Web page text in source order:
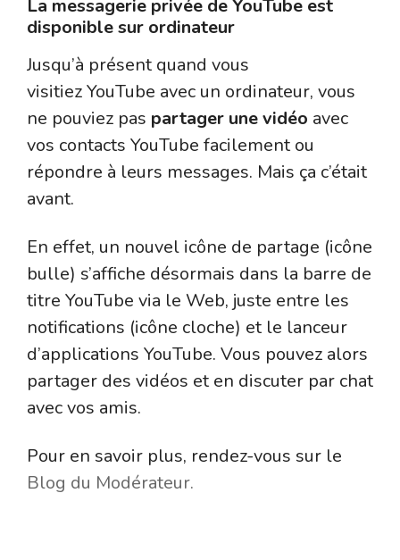
La messagerie privée de YouTube est
disponible sur ordinateur
Jusqu’à présent quand vous
visitiez YouTube avec un ordinateur, vous
ne pouviez pas partager une vidéo avec
vos contacts YouTube facilement ou
répondre à leurs messages. Mais ça c’était
avant.
En effet, un nouvel icône de partage (icône
bulle) s’affiche désormais dans la barre de
titre YouTube via le Web, juste entre les
notifications (icône cloche) et le lanceur
d’applications YouTube. Vous pouvez alors
partager des vidéos et en discuter par chat
avec vos amis.
Pour en savoir plus, rendez-vous sur le
Blog du Modérateur.